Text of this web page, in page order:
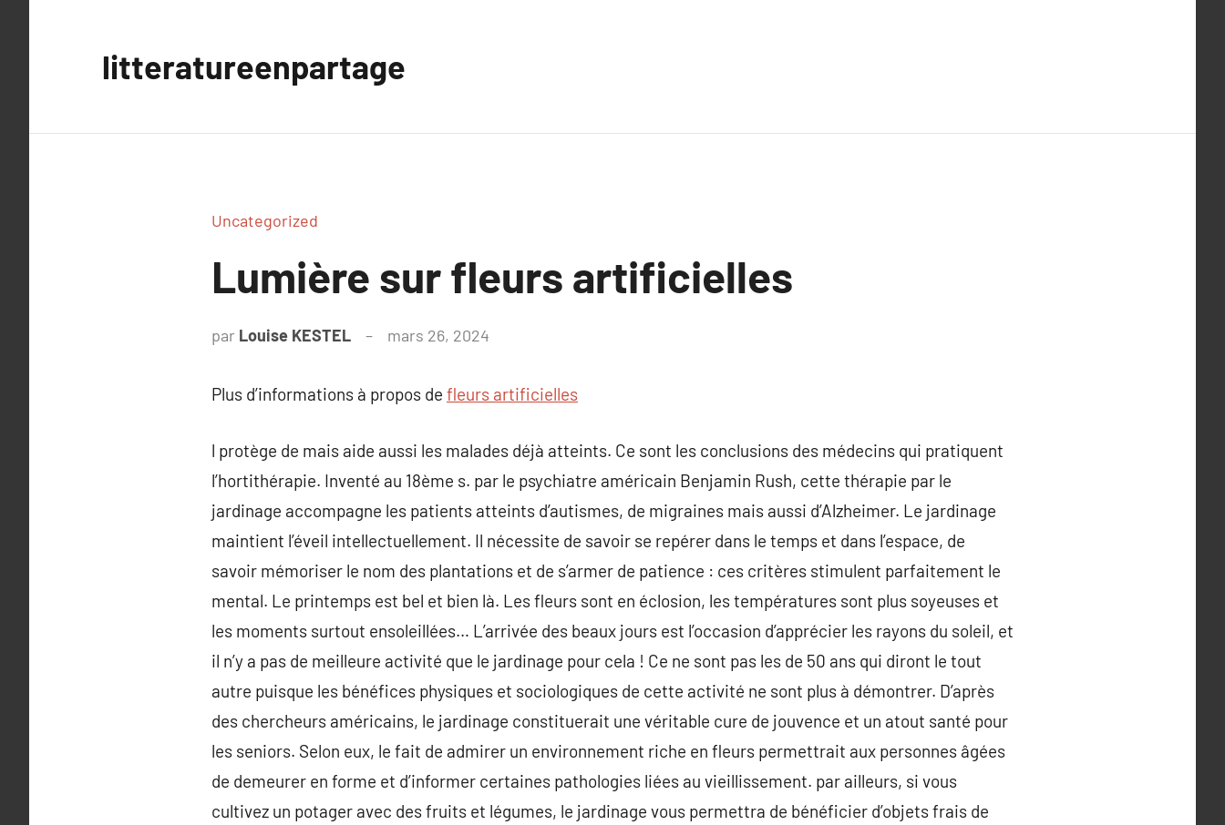
litteratureenpartage
Uncategorized
Lumière sur fleurs artificielles
par Louise KESTEL mars 26, 2024
Plus d’informations à propos de fleurs artificielles
l protège de mais aide aussi les malades déjà atteints. Ce sont les conclusions des médecins qui pratiquent
l’hortithérapie. Inventé au 18ème s. par le psychiatre américain Benjamin Rush, cette thérapie par le
jardinage accompagne les patients atteints d’autismes, de migraines mais aussi d’Alzheimer. Le jardinage
maintient l’éveil intellectuellement. Il nécessite de savoir se repérer dans le temps et dans l’espace, de
savoir mémoriser le nom des plantations et de s’armer de patience : ces critères stimulent parfaitement le
mental. Le printemps est bel et bien là. Les fleurs sont en éclosion, les températures sont plus soyeuses et
les moments surtout ensoleillées… L’arrivée des beaux jours est l’occasion d’apprécier les rayons du soleil, et
il n’y a pas de meilleure activité que le jardinage pour cela ! Ce ne sont pas les de 50 ans qui diront le tout
autre puisque les bénéfices physiques et sociologiques de cette activité ne sont plus à démontrer. D’après
des chercheurs américains, le jardinage constituerait une véritable cure de jouvence et un atout santé pour
les seniors. Selon eux, le fait de admirer un environnement riche en fleurs permettrait aux personnes âgées
de demeurer en forme et d’informer certaines pathologies liées au vieillissement. par ailleurs, si vous
cultivez un potager avec des fruits et légumes, le jardinage vous permettra de bénéficier d’objets frais de